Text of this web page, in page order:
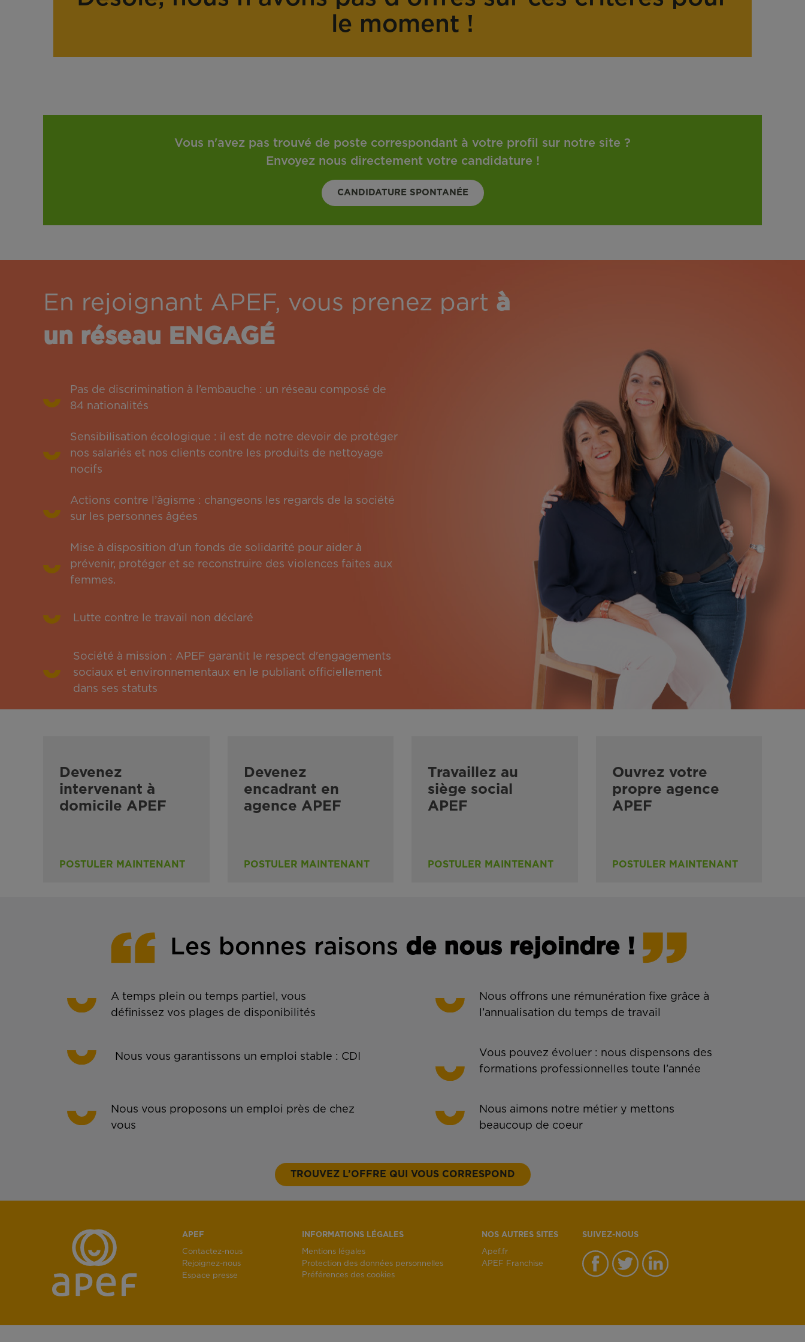
r
le moment !
Vous n'avez pas trouvé de poste correspondant à votre profil sur notre site ?
Envoyez nous directement votre candidature !
CANDIDATURE SPONTANÉE
En rejoignant APEF, vous prenez part à
un réseau ENGAGÉ
Pas de discrimination à l’embauche : un réseau composé de
84 nationalités
Sensibilisation écologique : il est de notre devoir de protéger
nos salariés et nos clients contre les produits de nettoyage
nocifs
Actions contre l’âgisme : changeons les regards de la société
sur les personnes âgées
Mise à disposition d’un fonds de solidarité pour aider à
prévenir, protéger et se reconstruire des violences faites aux
femmes.
Lutte contre le travail non déclaré
Société à mission : APEF garantit le respect d'engagements
sociaux et environnementaux en le publiant officiellement
dans ses statuts
Devenez
intervenant à
domicile APEF
POSTULER MAINTENANT
Devenez
encadrant en
agence APEF
POSTULER MAINTENANT
Travaillez au
siège social
APEF
POSTULER MAINTENANT
Ouvrez votre
propre agence
APEF
POSTULER MAINTENANT
Les bonnes raisons de nous rejoindre !
A temps plein ou temps partiel, vous
définissez vos plages de disponibilités
Nous offrons une rémunération fixe grâce à
l’annualisation du temps de travail
Nous vous garantissons un emploi stable : CDI
Vous pouvez évoluer : nous dispensons des
formations professionnelles toute l’année
Nous vous proposons un emploi près de chez
vous
Nous aimons notre métier y mettons
beaucoup de coeur
TROUVEZ L’OFFRE QUI VOUS CORRESPOND
APEF
Contactez-nous
Rejoignez-nous
Espace presse
INFORMATIONS LÉGALES
Mentions légales
Protection des données personnelles
Préférences des cookies
NOS AUTRES SITES
Apef.fr
APEF Franchise
SUIVEZ-NOUS